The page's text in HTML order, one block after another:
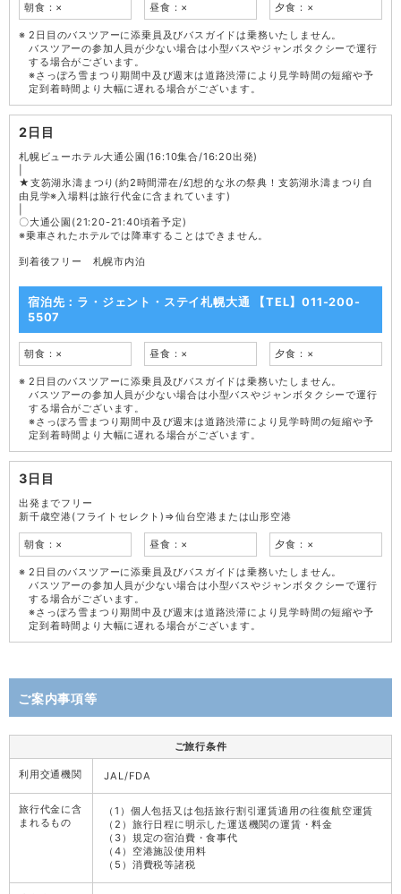
朝食：× 昼食：× 夕食：×
2日目のバスツアーに添乗員及びバスガイドは乗務いたしません。
バスツアーの参加人員が少ない場合は小型バスやジャンボタクシーで運行
する場合がございます。
※さっぽろ雪まつり期間中及び週末は道路渋滞により見学時間の短縮や予
定到着時間より大幅に遅れる場合がございます。
2日目
札幌ビューホテル大通公園(16:10集合/16:20出発)
★支笏湖氷濤まつり(約2時間滞在/幻想的な氷の祭典！支笏湖氷濤まつり自
由見学※入場料は旅行代金に含まれています)
〇大通公園(21:20-21:40頃着予定)
※乗車されたホテルでは降車することはできません。
到着後フリー 札幌市内泊
宿泊先：ラ・ジェント・ステイ札幌大通 【TEL】011-200-
5507
朝食：× 昼食：× 夕食：×
2日目のバスツアーに添乗員及びバスガイドは乗務いたしません。
バスツアーの参加人員が少ない場合は小型バスやジャンボタクシーで運行
する場合がございます。
※さっぽろ雪まつり期間中及び週末は道路渋滞により見学時間の短縮や予
定到着時間より大幅に遅れる場合がございます。
3日目
出発までフリー
新千歳空港(フライトセレクト)⇒仙台空港または山形空港
朝食：× 昼食：× 夕食：×
2日目のバスツアーに添乗員及びバスガイドは乗務いたしません。
バスツアーの参加人員が少ない場合は小型バスやジャンボタクシーで運行
する場合がございます。
※さっぽろ雪まつり期間中及び週末は道路渋滞により見学時間の短縮や予
定到着時間より大幅に遅れる場合がございます。
ご案内事項等
ご旅行条件
利用交通機関 JAL/FDA
旅行代金に含
まれるもの
（1）個人包括又は包括旅行割引運賃適用の往復航空運賃
（2）旅行日程に明示した運送機関の運賃・料金
（3）規定の宿泊費・食事代
（4）空港施設使用料
（5）消費税等諸税